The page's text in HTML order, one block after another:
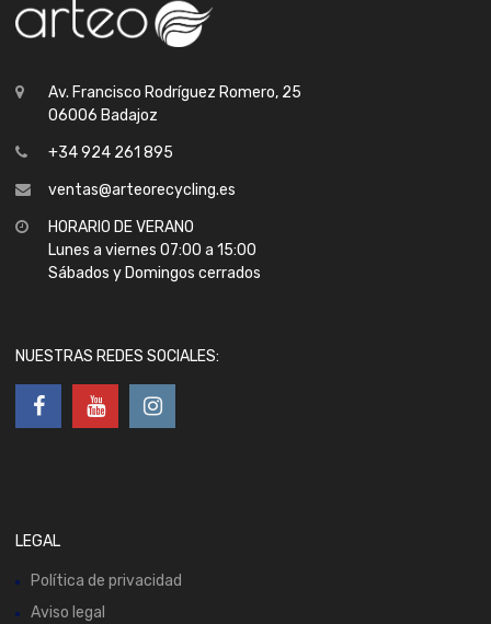
Av. Francisco Rodríguez Romero, 25
06006 Badajoz
+34 924 261 895
ventas@arteorecycling.es
HORARIO DE VERANO
Lunes a viernes 07:00 a 15:00
Sábados y Domingos cerrados
NUESTRAS REDES SOCIALES:
LEGAL
Política de privacidad
Aviso legal